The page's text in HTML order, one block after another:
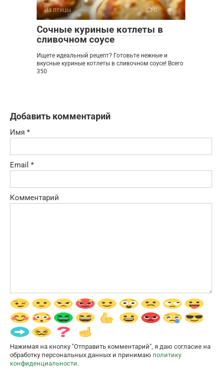
Из птицы 0
Сочные куриные котлеты в
сливочном соусе
Ищете идеальный рецепт? Готовьте нежные и
вкусные куриные котлеты в сливочном соусе! Всего
350
Добавить комментарий
Имя *
Email *
Комментарий
Нажимая на кнопку "Отправить комментарий", я даю согласие на
обработку персональных данных и принимаю политику
конфиденциальности.